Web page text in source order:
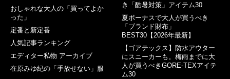
おしゃれな大人の「買ってよか
った」
定番と新定番
人気記事ランキング
エディター私物 アーカイブ
在原みゆ紀の「手放せない」服
き「酷暑対策」アイテム30
夏ボーナスで大人が買うべき
「ブランド財布」
BEST30【2026年最新】
【ゴアテックス】防水アウター
にスニーカーも。梅雨までに大
人が買うべきGORE-TEXアイテ
ム30